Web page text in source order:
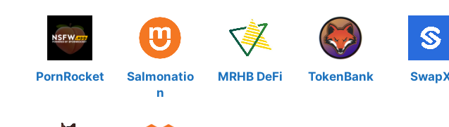
PornRocket
Salmonatio
n
MRHB DeFi TokenBank